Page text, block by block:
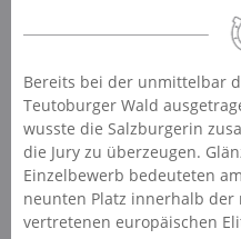
Bereits bei der unmittelbar
Teutoburger Wald
wusste die Salzburgerin
die Jury zu überzeugen.
Einzelbewerb bedeuteten
neunten Platz innerhalb
vertretenen europäischen